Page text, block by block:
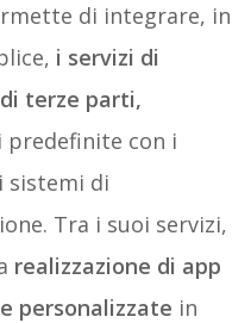
di integrare, in
i servizi di
terze parti,
con i
sistemi di
Tra i suoi servizi,
realizzazione di app
personalizzate in